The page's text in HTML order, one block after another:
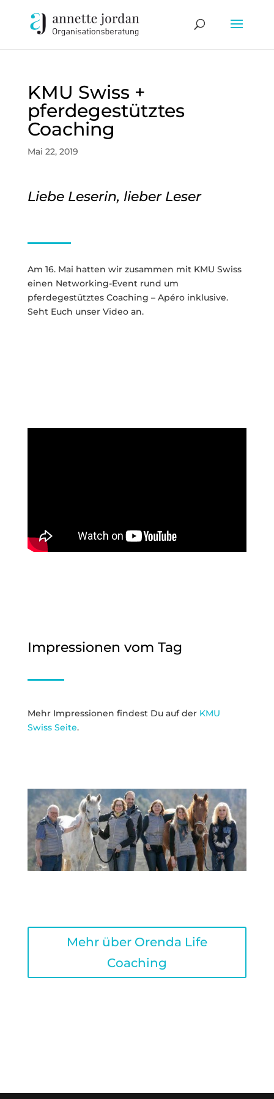
KMU Swiss +
pferdegestütztes
Coaching
Mai 22, 2019
Liebe Leserin, lieber Leser
Am 16. Mai hatten wir zusammen mit KMU Swiss
einen Networking-Event rund um
pferdegestütztes Coaching – Apéro inklusive.
Seht Euch unser Video an.
Impressionen vom Tag
Mehr Impressionen findest Du auf der KMU
Swiss Seite.
Mehr über Orenda Life
Coaching